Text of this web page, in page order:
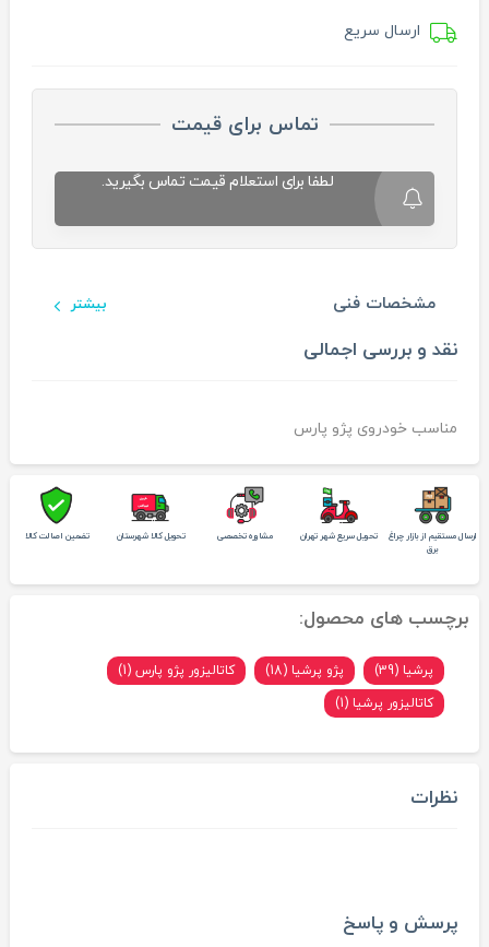
ارسال سریع
تماس برای قیمت
لطفا برای استعلام قیمت تماس بگیرید.
مشخصات فنی بیشتر
نقد و بررسی اجمالی
مناسب خودروی پژو پارس
ارسال مستقیم از بازار چراغ
برق
تحویل سریع شهر تهران مشاوره تخصصی تحویل کالا شهرستان تضمین اصالت کالا
برچسب های محصول:
پرشیا (39) پژو پرشیا (18)
کاتالیزور پژو پارس (1)
کاتالیزور پرشیا (1)
نظرات
پرسش و پاسخ